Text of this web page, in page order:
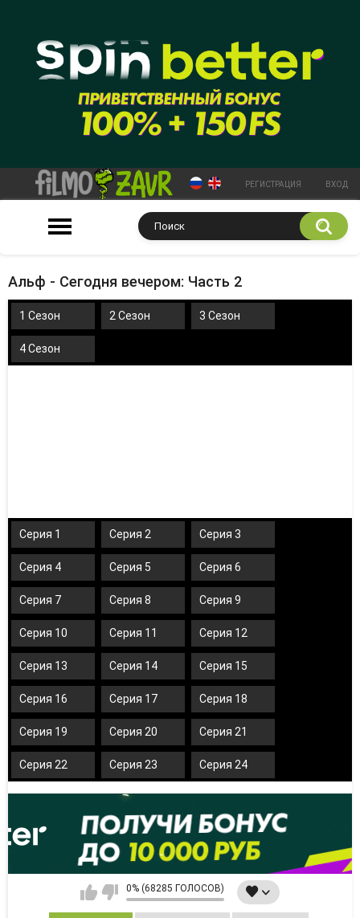
РЕГИСТРАЦИЯ ВХОД
Альф - Сегодня вечером: Часть 2
1 Сезон 2 Сезон 3 Сезон
4 Сезон
Серия 1 Серия 2 Серия 3
Серия 4 Серия 5 Серия 6
Серия 7 Серия 8 Серия 9
Серия 10 Серия 11 Серия 12
Серия 13 Серия 14 Серия 15
Серия 16 Серия 17 Серия 18
Серия 19 Серия 20 Серия 21
Серия 22 Серия 23 Серия 24
0% (68285 ГОЛОСОВ)